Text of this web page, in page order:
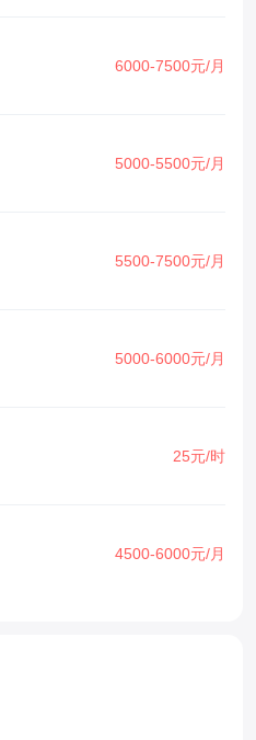
6000-7500元/月
5000-5500元/月
5500-7500元/月
5000-6000元/月
25元/时
4500-6000元/月